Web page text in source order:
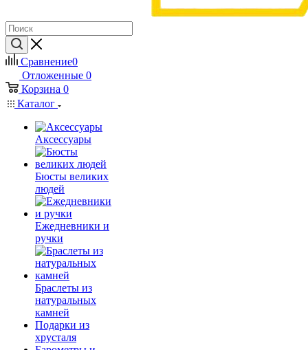
Сравнение0
Отложенные 0
Корзина 0
Каталог
Аксессуары
Бюсты великих
людей
Ежедневники и
ручки
Браслеты из
натуральных
камней
Подарки из
хрусталя